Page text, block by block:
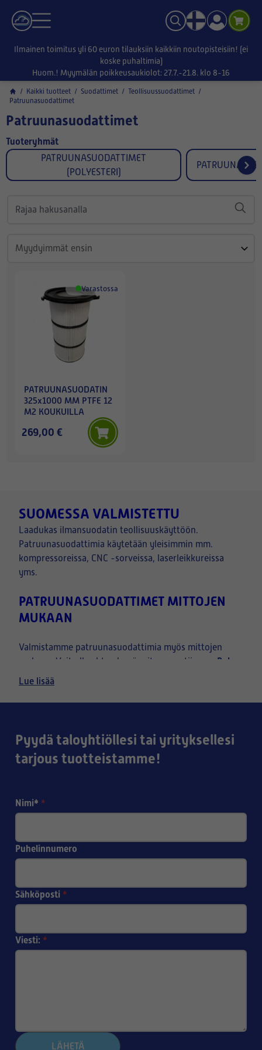
Ilmainen toimitus yli 60 euron tilauksiin kaikkiin noutopisteisiin! (ei
koske puhaltimia)
Huom.! Myymälän poikkeusaukiolot: 27.7.-21.8. klo 8-16
/ Kaikki tuotteet / Suodattimet / Teollisuussuodattimet /
Patruunasuodattimet
Patruunasuodattimet
Tuoteryhmät
PATRUUNASUODATTIMET
(POLYESTERI)
Varastossa
PATRUUNASUODATIN
325x1000 MM PTFE 12
M2 KOUKUILLA
269,00 €
SUOMESSA VALMISTETTU
Laadukas ilmansuodatin teollisuuskäyttöön.
Patruunasuodattimia käytetään yleisimmin mm.
kompressoreissa, CNC -sorveissa, laserleikkureissa
yms.
PATRUUNASUODATTIMET MITTOJEN
MUKAAN
Valmistamme patruunasuodattimia myös mittojen
mukaan. Voit olla yhteydessä yritysmyyntiimme: Puh.
050 371 3663.
MATERIAALI ALLA OLEVISTA
VALIKOISTA
- Polyesteri (PES)
- Antistaattinen teflon (APTFE)
Lue lisää
Pyydä taloyhtiöllesi tai yrityksellesi
tarjous tuotteistamme!
Nimi* *
Puhelinnumero
Sähköposti *
Viesti: *
LÄHETÄ